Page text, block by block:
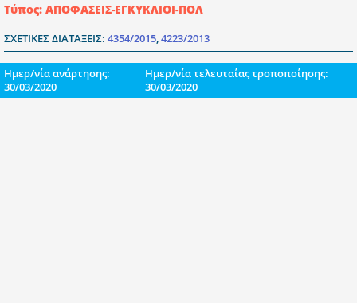
Τύπος: ΑΠΟΦΑΣΕΙΣ-ΕΓΚΥΚΛΙΟΙ-ΠΟΛ
ΣΧΕΤΙΚΕΣ ΔΙΑΤΑΞΕΙΣ: 4354/2015,4223/2013
Ημερ/νία ανάρτησης:
30/03/2020
Ημερ/νία τελευταίας τροποποίησης:
30/03/2020